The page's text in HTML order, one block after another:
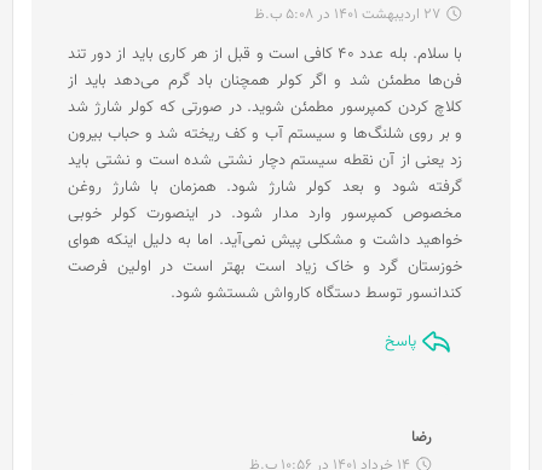
ف
27 اردیبهشت 1401 در 5:08 ب.ظ
با سلام. بله عدد 40 کافی است و قبل از هر کاری باید از دور تند
فن‌ها مطمئن شد و اگر کولر همچنان باد گرم می‌دهد باید از
کلاچ کردن کمپرسور مطمئن شوید. در صورتی که کولر شارژ شد
و بر روی شلنگ‌ها و سیستم آب و کف ریخته شد و حباب بیرون
زد یعنی از آن نقطه سیستم دچار نشتی شده است و نشتی باید
گرفته شود و بعد کولر شارژ شود. همزمان با شارژ روغن
مخصوص کمپرسور وارد مدار شود. در اینصورت کولر خوبی
خواهید داشت و مشکلی پیش نمی‌آید. اما به دلیل اینکه هوای
خوزستان گرد و خاک زیاد است بهتر است در اولین فرصت
کندانسور توسط دستگاه کارواش شستشو شود.
پاسخ
رضا
14 خرداد 1401 در 10:56 ب.ظ